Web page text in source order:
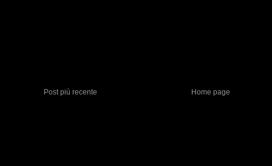
Post più recente Home page